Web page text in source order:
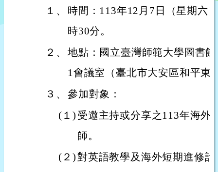
１、
時間：113年12月7日（星期六
時30分。
２、 地點：國立臺灣師範大學圖書
1會議室（臺北市大安區和平東
３、 參加對象：
(１) 受邀主持或分享之113年海外
師。
(２)對英語教學及海外短期進修